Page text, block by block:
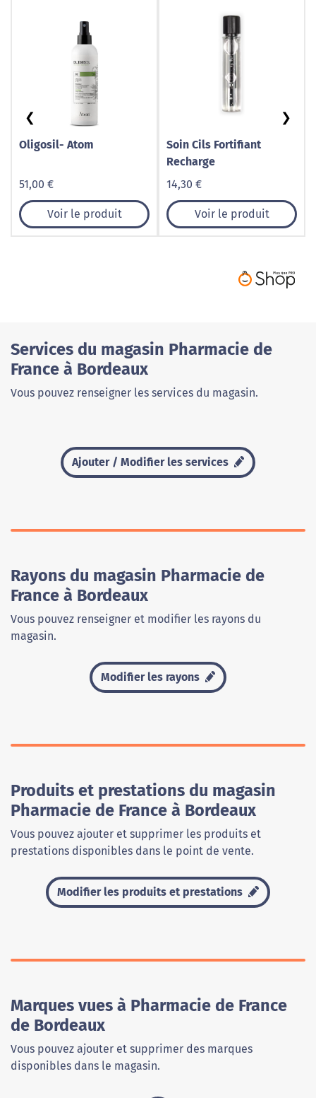
Oligosil- Atom
51,00 €
Voir le produit
Soin Cils Fortifiant
Recharge
14,30 €
Voir le produit
❮ ❯
Services du magasin Pharmacie de
France à Bordeaux
Vous pouvez renseigner les services du magasin.
Ajouter / Modifier les services
Rayons du magasin Pharmacie de
France à Bordeaux
Vous pouvez renseigner et modifier les rayons du
magasin.
Modifier les rayons
Produits et prestations du magasin
Pharmacie de France à Bordeaux
Vous pouvez ajouter et supprimer les produits et
prestations disponibles dans le point de vente.
Modifier les produits et prestations
Marques vues à Pharmacie de France
de Bordeaux
Vous pouvez ajouter et supprimer des marques
disponibles dans le magasin.